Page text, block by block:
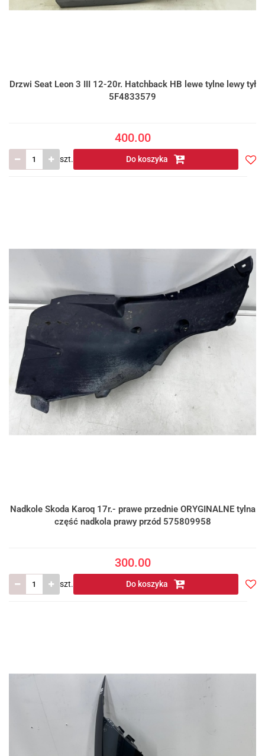
Drzwi Seat Leon 3 III 12-20r. Hatchback HB lewe tylne lewy tył
5F4833579
400.00
szt. Do koszyka
Nadkole Skoda Karoq 17r.- prawe przednie ORYGINALNE tylna
część nadkola prawy przód 575809958
300.00
szt. Do koszyka